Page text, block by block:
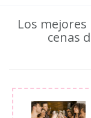
Los
cenas